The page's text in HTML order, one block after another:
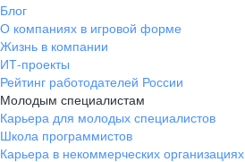
Блог
О компаниях в игровой форме
Жизнь в компании
ИТ-проекты
Рейтинг работодателей России
Молодым специалистам
Карьера для молодых специалистов
Школа программистов
Карьера в некоммерческих организациях